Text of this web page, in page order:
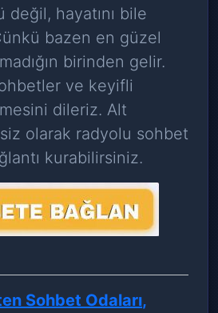
değil, hayatını bile
bazen en güzel
birinden gelir.
ve keyifli
dileriz. Alt
olarak radyolu sohbet
kurabilirsiniz.
Sohbet Odaları,